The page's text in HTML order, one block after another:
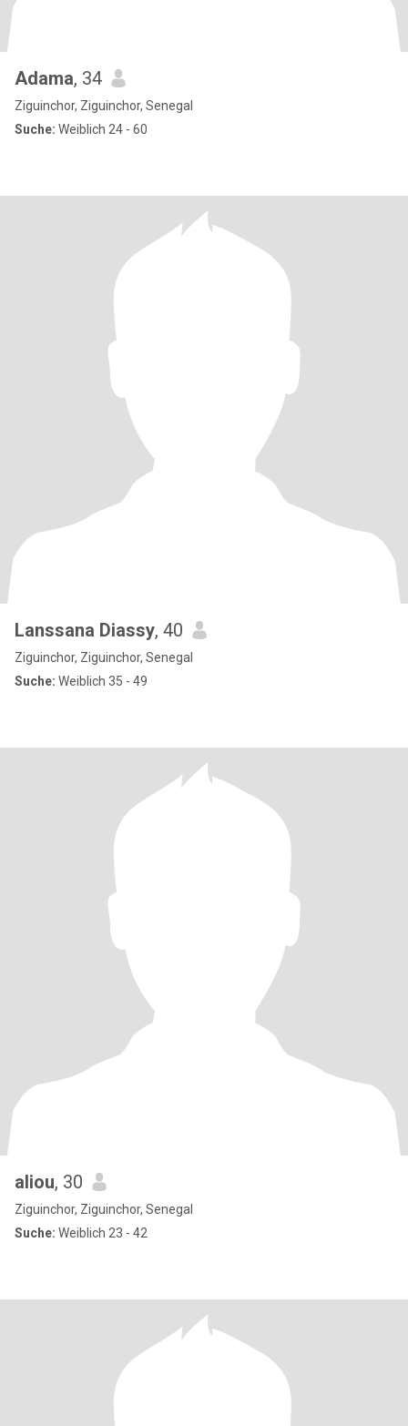
Adama, 34
Ziguinchor, Ziguinchor, Senegal
Suche: Weiblich 24 - 60
Lanssana Diassy, 40
Ziguinchor, Ziguinchor, Senegal
Suche: Weiblich 35 - 49
aliou, 30
Ziguinchor, Ziguinchor, Senegal
Suche: Weiblich 23 - 42